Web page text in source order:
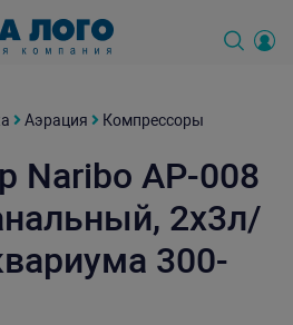
Аэрация Компрессоры
Naribo AP-008
2х3л/
300-